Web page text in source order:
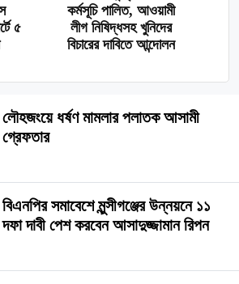
৫
কর্মসূচি পালিত, আওয়ামী
লীগ নিষিদ্ধসহ খুনিদের
বিচারের দাবিতে আন্দোলন
লৌহজংয়ে ধর্ষণ মামলার পলাতক আসামী
গ্রেফতার
বিএনপির সমাবেশে মুন্সীগঞ্জের উন্নয়নে ১১
দফা দাবী পেশ করবেন আসাদুজ্জামান রিপন